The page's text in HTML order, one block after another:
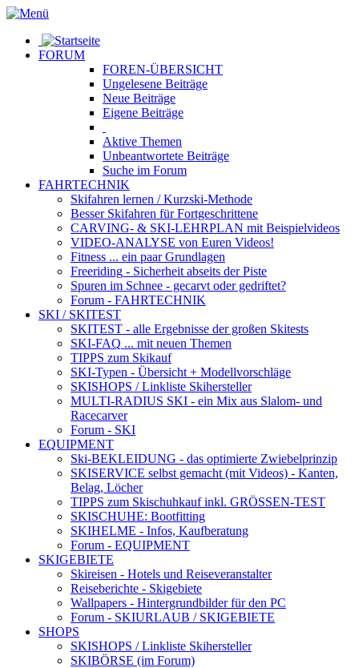
FORUM
FOREN-ÜBERSICHT
Ungelesene Beiträge
Neue Beiträge
Eigene Beiträge
Aktive Themen
Unbeantwortete Beiträge
Suche im Forum
FAHRTECHNIK
Skifahren lernen / Kurzski-Methode
Besser Skifahren für Fortgeschrittene
CARVING- & SKI-LEHRPLAN mit Beispielvideos
VIDEO-ANALYSE von Euren Videos!
Fitness ... ein paar Grundlagen
Freeriding - Sicherheit abseits der Piste
Spuren im Schnee - gecarvt oder gedriftet?
Forum - FAHRTECHNIK
SKI / SKITEST
SKITEST - alle Ergebnisse der großen Skitests
SKI-FAQ ... mit neuen Themen
TIPPS zum Skikauf
SKI-Typen - Übersicht + Modellvorschläge
SKISHOPS / Linkliste Skihersteller
MULTI-RADIUS SKI - ein Mix aus Slalom- und
Racecarver
Forum - SKI
EQUIPMENT
Ski-BEKLEIDUNG - das optimierte Zwiebelprinzip
SKISERVICE selbst gemacht (mit Videos) - Kanten,
Belag, Löcher
TIPPS zum Skischuhkaufinkl. GRÖSSEN-TEST
SKISCHUHE: Bootfitting
SKIHELME - Infos, Kaufberatung
Forum - EQUIPMENT
SKIGEBIETE
Skireisen - Hotels und Reiseveranstalter
Reiseberichte - Skigebiete
Wallpapers - Hintergrundbilder für den PC
Forum - SKIURLAUB / SKIGEBIETE
SHOPS
SKISHOPS / Linkliste Skihersteller
SKIBÖRSE (im Forum)